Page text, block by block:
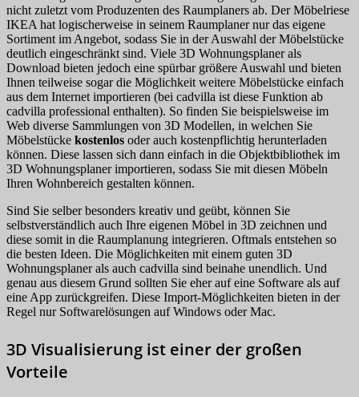
nicht zuletzt vom Produzenten des Raumplaners ab. Der Möbelriese
IKEA hat logischerweise in seinem Raumplaner nur das eigene
Sortiment im Angebot, sodass Sie in der Auswahl der Möbelstücke
deutlich eingeschränkt sind. Viele 3D Wohnungsplaner als
Download bieten jedoch eine spürbar größere Auswahl und bieten
Ihnen teilweise sogar die Möglichkeit weitere Möbelstücke einfach
aus dem Internet importieren (bei cadvilla ist diese Funktion ab
cadvilla professional enthalten). So finden Sie beispielsweise im
Web diverse Sammlungen von 3D Modellen, in welchen Sie
Möbelstücke kostenlos oder auch kostenpflichtig herunterladen
können. Diese lassen sich dann einfach in die Objektbibliothek im
3D Wohnungsplaner importieren, sodass Sie mit diesen Möbeln
Ihren Wohnbereich gestalten können.
Sind Sie selber besonders kreativ und geübt, können Sie
selbstverständlich auch Ihre eigenen Möbel in 3D zeichnen und
diese somit in die Raumplanung integrieren. Oftmals entstehen so
die besten Ideen. Die Möglichkeiten mit einem guten 3D
Wohnungsplaner als auch cadvilla sind beinahe unendlich. Und
genau aus diesem Grund sollten Sie eher auf eine Software als auf
eine App zurückgreifen. Diese Import-Möglichkeiten bieten in der
Regel nur Softwarelösungen auf Windows oder Mac.
3D Visualisierung ist einer der großen
Vorteile